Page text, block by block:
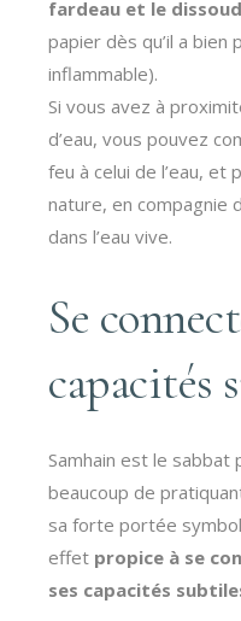
fardeau et le
papier dès qu’il a bien
inflammable).
Si vous avez à
d’eau, vous pouvez
feu à celui de l’eau, et
nature, en compagnie
dans l’eau vive.
Se
capacités
Samhain est le
beaucoup de
sa forte portée
effet propice à se
ses capacités